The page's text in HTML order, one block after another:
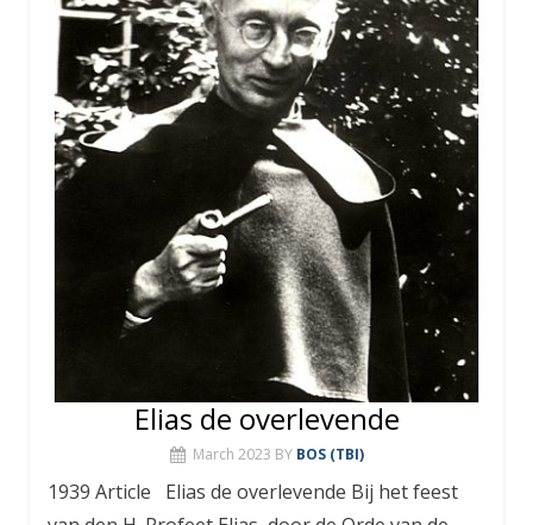
Elias de overlevende
March 2023 BY BOS (TBI)
1939 Article Elias de overlevende Bij het feest